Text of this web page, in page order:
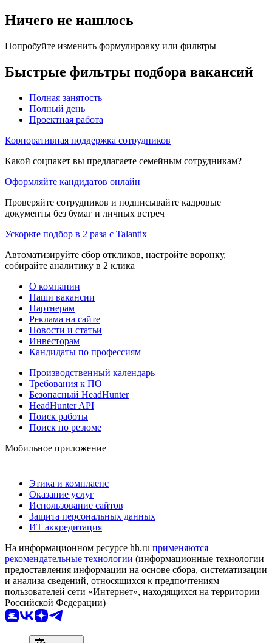
Ничего не нашлось
Попробуйте изменить формулировку или фильтры
Быстрые фильтры подбора вакансий
Полная занятость
Полный день
Проектная работа
Корпоративная поддержка сотрудников
Какой соцпакет вы предлагаете семейным сотрудникам?
Оформляйте кандидатов онлайн
Проверяйте сотрудников и подписывайте кадровые
документы без бумаг и личных встреч
Ускорьте подбор в 2 раза с Talantix
Автоматизируйте сбор откликов, настройте воронку,
собирайте аналитику в 2 клика
О компании
Наши вакансии
Партнерам
Реклама на сайте
Новости и статьи
Инвесторам
Кандидаты по профессиям
Производственный календарь
Требования к ПО
Безопасный HeadHunter
HeadHunter API
Поиск работы
Поиск по резюме
Мобильное приложение
Этика и комплаенс
Оказание услуг
Использование сайтов
Защита персональных данных
ИТ аккредитация
На информационном ресурсе hh.ru применяются
рекомендательные технологии (информационные технологии
предоставления информации на основе сбора, систематизации
и анализа сведений, относящихся к предпочтениям
пользователей сети «Интернет», находящихся на территории
Российской Федерации)